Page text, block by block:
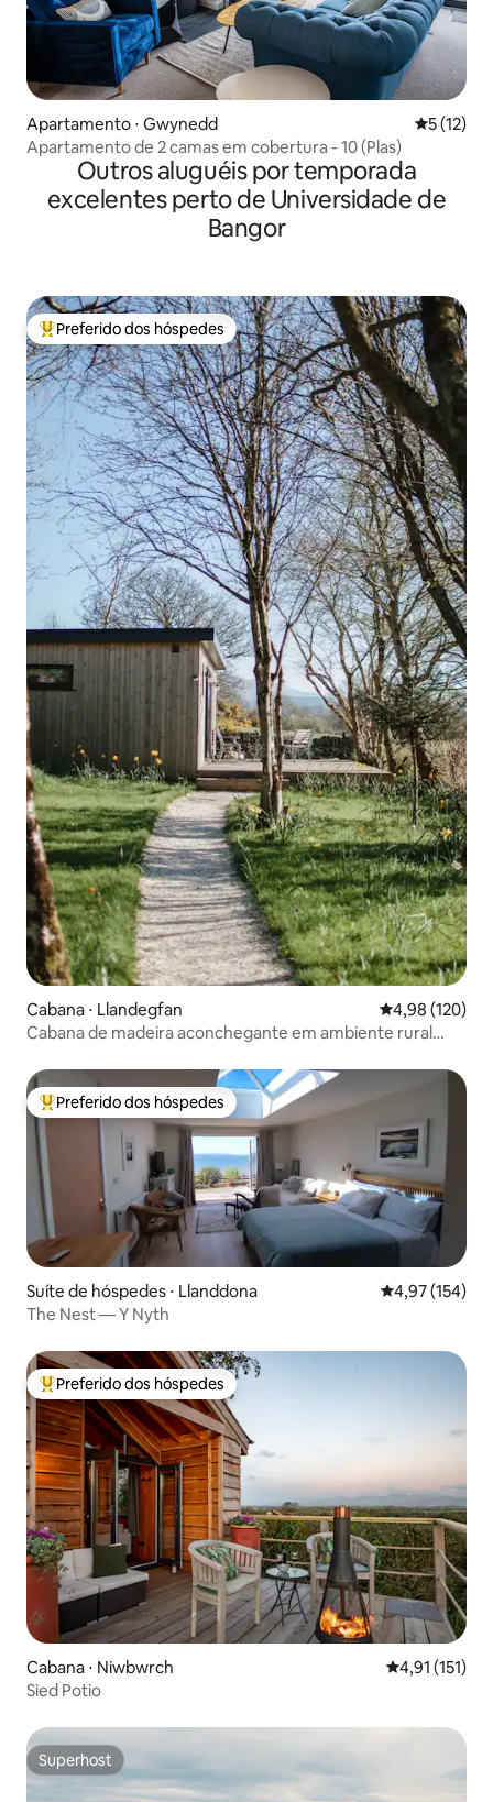
Apartamento ⋅ Gwynedd 5 de uma
5 (12)
Apartamento de 2 camas em cobertura - 10 (Plas)
Outros aluguéis por temporada
excelentes perto de Universidade de
Bangor
Entre os melhores preferidos dos hóspedes
Preferido dos hóspedes
Cabana ⋅ Llandegfan 4,98 de uma
4,98 (120)
Cabana de madeira aconchegante em ambiente rural
Entre os melhores preferidos dos hóspedes
Preferido dos hóspedes
Suíte de hóspedes ⋅ Llanddona 4,97 de uma
4,97 (154)
The Nest — Y Nyth
Entre os melhores preferidos dos hóspedes
Preferido dos hóspedes
Cabana ⋅ Niwbwrch 4,91 de uma
4,91 (151)
Sied Potio
Superhost
Superhost